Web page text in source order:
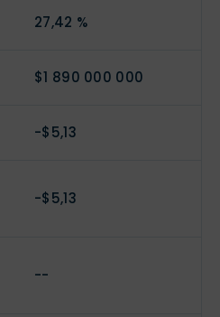
27,42 %
$1 890 000 000
-$5,13
-$5,13
--